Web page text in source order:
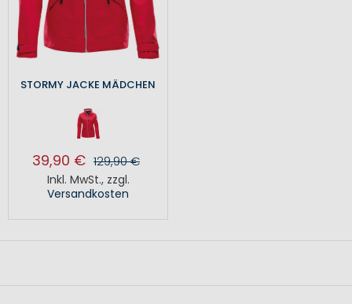
STORMY JACKE MÄDCHEN
39,90 € 129,90 €
Inkl. MwSt., zzgl.
Versandkosten